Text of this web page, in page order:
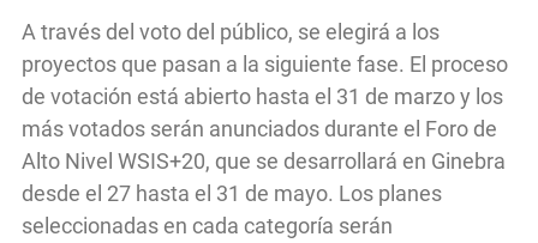
A través del voto del público, se elegirá a los
proyectos que pasan a la siguiente fase. El proceso
de votación está abierto hasta el 31 de marzo y los
más votados serán anunciados durante el Foro de
Alto Nivel WSIS+20, que se desarrollará en Ginebra
desde el 27 hasta el 31 de mayo. Los planes
seleccionadas en cada categoría serán